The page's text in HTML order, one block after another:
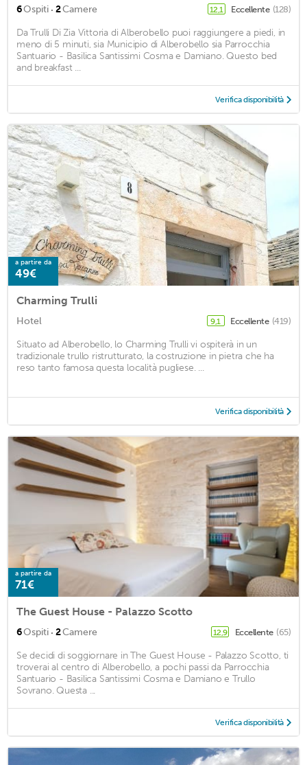
6Ospiti · 2Camere 12,1 Eccellente (128)
Da Trulli Di Zia Vittoria di Alberobello puoi raggiungere a piedi, in
meno di 5 minuti, sia Municipio di Alberobello sia Parrocchia
Santuario - Basilica Santissimi Cosma e Damiano. Questo bed
and breakfast ...
Verifica disponibilità
a partire da
49€
Charming Trulli
Hotel 9,1 Eccellente (419)
Situato ad Alberobello, lo Charming Trulli vi ospiterà in un
tradizionale trullo ristrutturato, la costruzione in pietra che ha
reso tanto famosa questa località pugliese. ...
Verifica disponibilità
a partire da
71€
The Guest House - Palazzo Scotto
6Ospiti · 2Camere 12,9 Eccellente (65)
Se decidi di soggiornare in The Guest House - Palazzo Scotto, ti
troverai al centro di Alberobello, a pochi passi da Parrocchia
Santuario - Basilica Santissimi Cosma e Damiano e Trullo
Sovrano. Questa ...
Verifica disponibilità